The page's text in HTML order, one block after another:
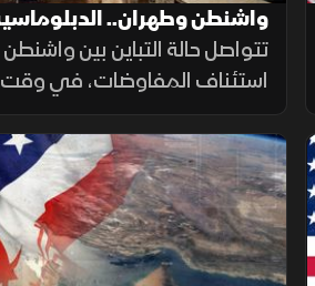
واشنطن وطهران..
التصعيد
تتواصل حالة التباين بين
استئناف المفاوضات، في وقت
الدبلوماسي مطروحاً بالتزامن
التصعيد العسكري.